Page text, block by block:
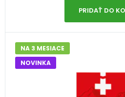
PRIDAŤ DO
NA 3 MESIACE
NOVINKA